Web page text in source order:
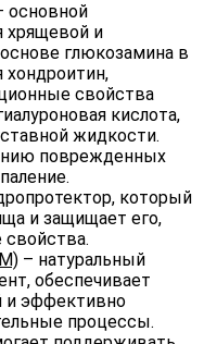
основной
хрящевой и
глюкозамина в
свойства
кислота,
жидкости.
поврежденных
который
и защищает его,
– натуральный
обеспечивает
и эффективно
процессы.